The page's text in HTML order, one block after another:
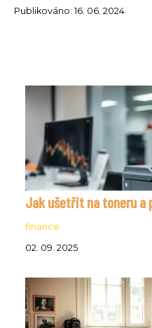
Publikováno: 16. 06. 2024
Jak ušetřit na toneru
finance
02. 09. 2025